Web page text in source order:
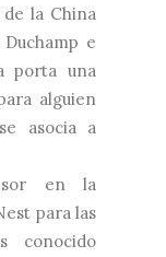
la China
e
porta una
alguien
asocia a
en la
para las
conocido